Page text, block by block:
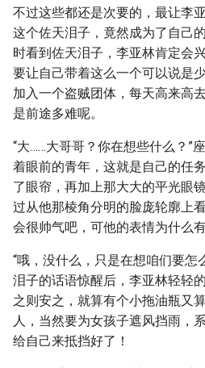
不过这些都还是次要的，最让李
这个佐天泪子，竟然成为了自己
时看到佐天泪子，李亚林肯定会
要让自己带着这么一个可以说是
加入一个盗贼团体，每天高来高
是前途多难呢。
“大……大哥哥？你在想些什么？”
着眼前的青年，这就是自己的任
了眼帘，再加上那大大的平光眼
过从他那棱角分明的脸庞轮廓上
会很帅气吧，可他的表情为什么
“哦，没什么，只是在想咱们要怎
泪子的话语惊醒后，李亚林轻轻
之则安之，就算有个小拖油瓶又
人，当然要为女孩子遮风挡雨，
给自己来抵挡好了！